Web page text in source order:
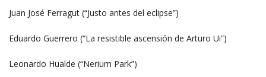
Juan José Ferragut (“Justo antes del eclipse”)
Eduardo Guerrero (“La resistible ascensión de Arturo Ui”)
Leonardo Hualde (“Nerium Park”)